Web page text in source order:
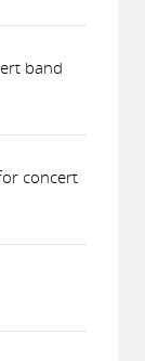
band
concert